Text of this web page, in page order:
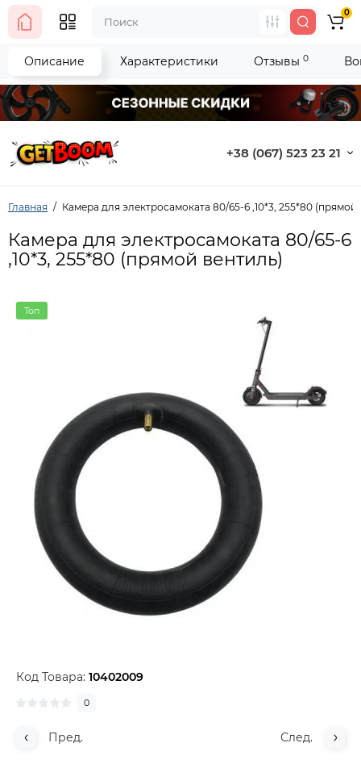
+38 (067) 523 23 21
0
Главная Камера для электросамоката 80/65-6 ,10*3, 255*80 (прямой
Камера для электросамоката 80/65-6
,10*3, 255*80 (прямой вентиль)
Топ
Код Товара: 10402009
0
Пред. След.
Описание Характеристики Отзывы 0